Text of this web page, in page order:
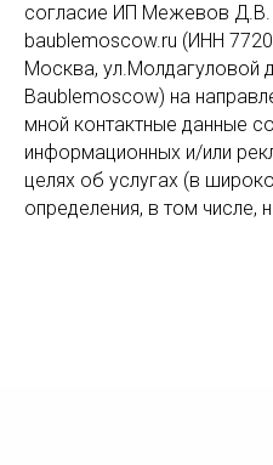
согласие ИП Межевов Д.В.
baublemoscow.ru (ИНН
Москва, ул.Молдагуловой
Baublemoscow) на
мной контактные данные
информационных и/или
целях об услугах (в
определения, в том числе,